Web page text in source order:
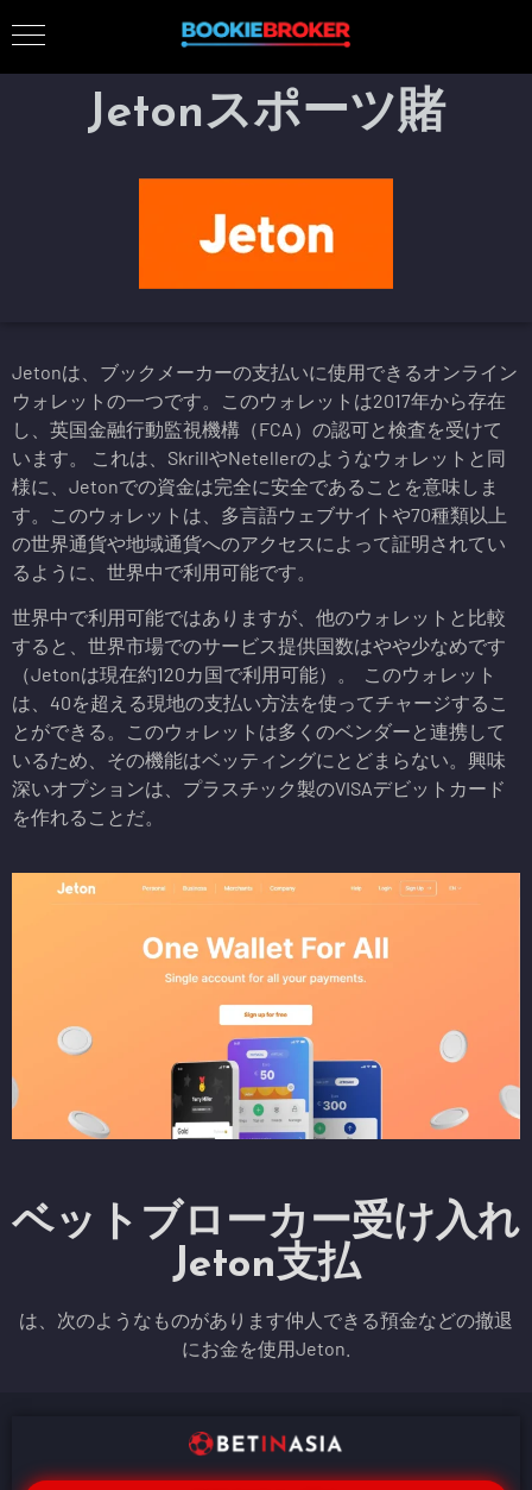
Jetonスポーツ賭
Jetonは、ブックメーカーの支払いに使用できるオンライン
ウォレットの一つです。このウォレットは2017年から存在
し、英国金融行動監視機構（FCA）の認可と検査を受けて
います。 これは、SkrillやNetellerのようなウォレットと同
様に、Jetonでの資金は完全に安全であることを意味しま
す。このウォレットは、多言語ウェブサイトや70種類以上
の世界通貨や地域通貨へのアクセスによって証明されてい
るように、世界中で利用可能です。
世界中で利用可能ではありますが、他のウォレットと比較
すると、世界市場でのサービス提供国数はやや少なめです
（Jetonは現在約120カ国で利用可能）。 このウォレット
は、40を超える現地の支払い方法を使ってチャージするこ
とができる。このウォレットは多くのベンダーと連携して
いるため、その機能はベッティングにとどまらない。興味
深いオプションは、プラスチック製のVISAデビットカード
を作れることだ。
ベットブローカー受け入れ
Jeton支払
は、次のようなものがあります仲人できる預金などの撤退
にお金を使用Jeton.